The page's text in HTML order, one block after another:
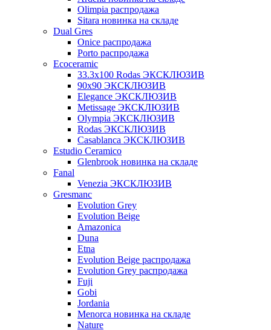
Olimpia распродажа
Sitara новинка на складе
Dual Gres
Onice распродажа
Porto распродажа
Ecoceramic
33.3х100 Rodas ЭКСКЛЮЗИВ
90x90 ЭКСКЛЮЗИВ
Elegance ЭКСКЛЮЗИВ
Metissage ЭКСКЛЮЗИВ
Olympia ЭКСКЛЮЗИВ
Rodas ЭКСКЛЮЗИВ
Сasablanca ЭКСКЛЮЗИВ
Estudio Ceramico
Glenbrook новинка на складе
Fanal
Venezia ЭКСКЛЮЗИВ
Gresmanc
Evolution Grey
Evolution Beige
Amazonica
Duna
Etna
Evolution Beige распродажа
Evolution Grey распродажа
Fuji
Gobi
Jordania
Menorca новинка на складе
Nature